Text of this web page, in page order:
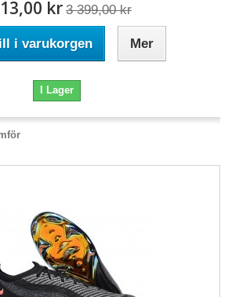
kr 3 399,00 kr
i varukorgen Mer
I Lager